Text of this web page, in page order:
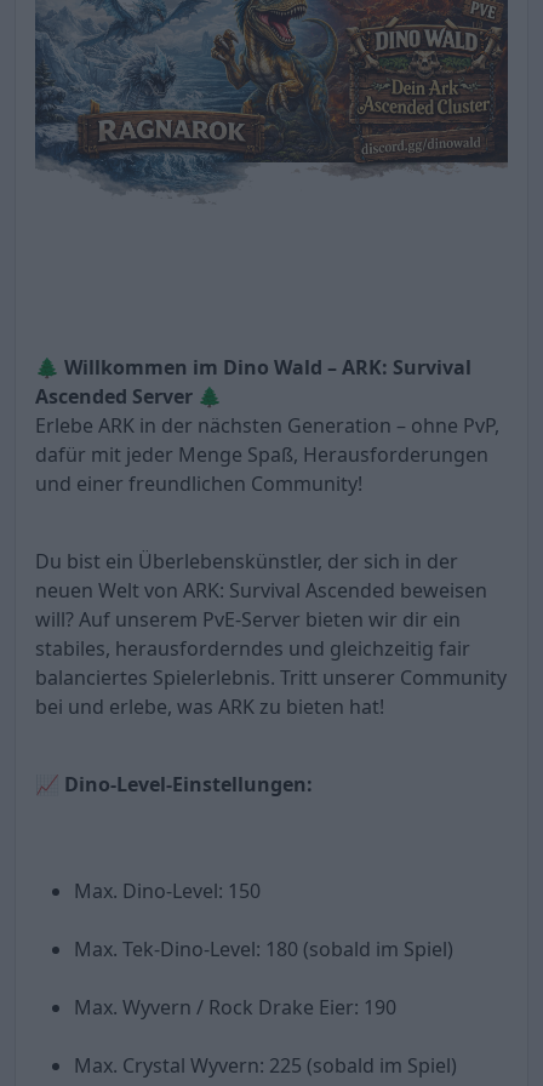
🌲 Willkommen im Dino Wald – ARK: Survival
Ascended Server 🌲
Erlebe ARK in der nächsten Generation – ohne PvP,
dafür mit jeder Menge Spaß, Herausforderungen
und einer freundlichen Community!
Du bist ein Überlebenskünstler, der sich in der
neuen Welt von ARK: Survival Ascended beweisen
will? Auf unserem PvE-Server bieten wir dir ein
stabiles, herausforderndes und gleichzeitig fair
balanciertes Spielerlebnis. Tritt unserer Community
bei und erlebe, was ARK zu bieten hat!
📈 Dino-Level-Einstellungen:
Max. Dino-Level: 150
Max. Tek-Dino-Level: 180 (sobald im Spiel)
Max. Wyvern / Rock Drake Eier: 190
Max. Crystal Wyvern: 225 (sobald im Spiel)